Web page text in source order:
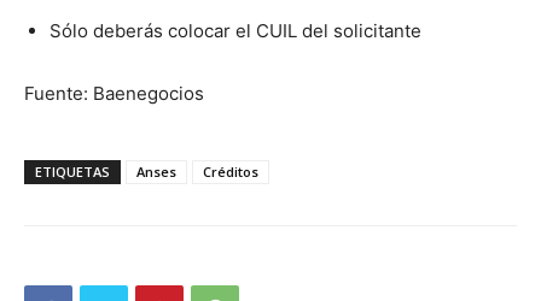
Sólo deberás colocar el CUIL del solicitante
Fuente: Baenegocios
ETIQUETAS Anses Créditos